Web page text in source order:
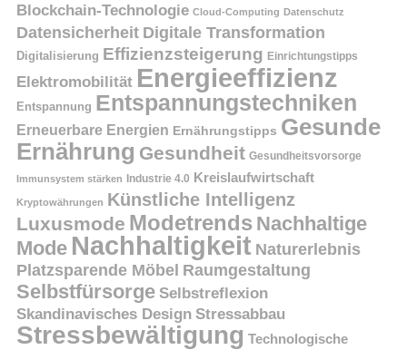
Blockchain-Technologie Cloud-Computing Datenschutz
Datensicherheit Digitale Transformation
Digitalisierung Effizienzsteigerung Einrichtungstipps
Elektromobilität Energieeffizienz
Entspannung Entspannungstechniken
Erneuerbare Energien Ernährungstipps Gesunde
Ernährung Gesundheit Gesundheitsvorsorge
Immunsystem stärken Industrie 4.0 Kreislaufwirtschaft
Kryptowährungen Künstliche Intelligenz
Luxusmode Modetrends Nachhaltige
Mode Nachhaltigkeit Naturerlebnis
Platzsparende Möbel Raumgestaltung
Selbstfürsorge Selbstreflexion
Skandinavisches Design Stressabbau
Stressbewältigung Technologische